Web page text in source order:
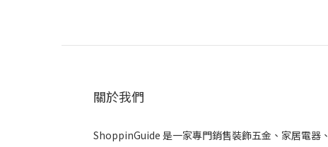
關於我們
ShoppinGuide 是一家專門銷售裝飾五金、家居電器、